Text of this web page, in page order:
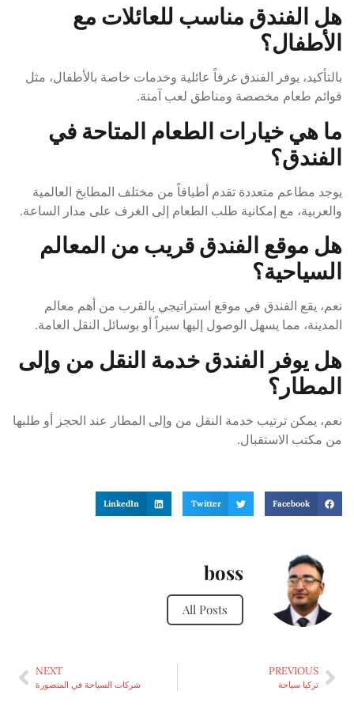
هل الفندق مناسب للعائلات مع
الأطفال؟
بالتأكيد، يوفر الفندق غرفاً عائلية وخدمات خاصة بالأطفال، مثل
قوائم طعام مخصصة ومناطق لعب آمنة.
ما هي خيارات الطعام المتاحة في
الفندق؟
يوجد مطاعم متعددة تقدم أطباقاً من مختلف المطابخ العالمية
والعربية، مع إمكانية طلب الطعام إلى الغرف على مدار الساعة.
هل موقع الفندق قريب من المعالم
السياحية؟
نعم، يقع الفندق في موقع استراتيجي بالقرب من أهم معالم
المدينة، مما يسهل الوصول إليها سيراً أو بوسائل النقل العامة.
هل يوفر الفندق خدمة النقل من وإلى
المطار؟
نعم، يمكن ترتيب خدمة النقل من وإلى المطار عند الحجز أو طلبها
من مكتب الاستقبال.
Facebook
Twitter
LinkedIn
boss
All Posts
PREVIOUS
تركيا سياحة
NEXT
شركات السياحة في المنصورة